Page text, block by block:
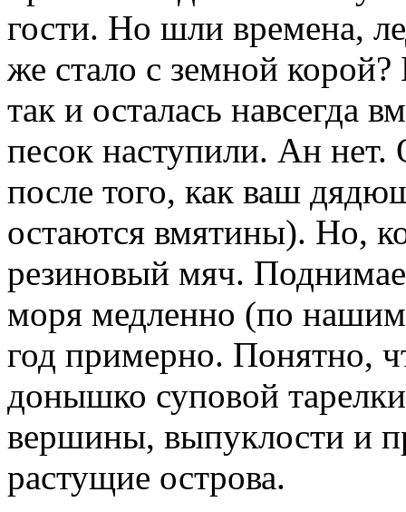
гости. Но шли времена,
же стало с земной
так и осталась навсегда
песок наступили. Ан нет.
после того, как ваш
остаются вмятины). Но,
резиновый мяч.
моря медленно (по
год примерно. Понятно,
донышко суповой
вершины, выпуклости и
растущие острова.